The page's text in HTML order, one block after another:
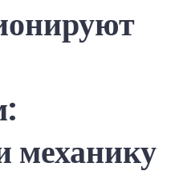
принципы
и
механику